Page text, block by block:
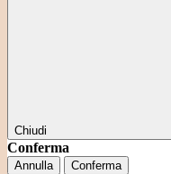
Chiudi
Conferma
Annulla Conferma